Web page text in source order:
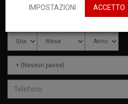
IMPOSTAZIONI ACCETTO